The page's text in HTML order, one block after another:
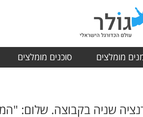
מומלצים סוכנים מומלצים
שניה בקבוצה. שלום: